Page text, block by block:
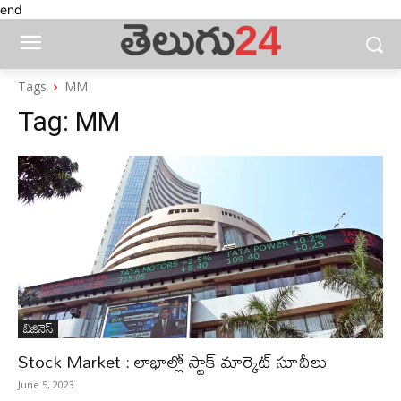
end
Tags MM
Tag: MM
బిజినెస్‌
Stock Market : లాభాల్లో స్టాక్‌ మార్కెట్‌ సూచీలు
June 5, 2023